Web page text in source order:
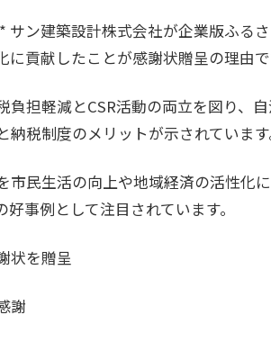
ン建築設計株式会社が企業版ふる
貢献したことが感謝状贈呈の理由で
担軽減とCSR活動の両立を図り、
税制度のメリットが示されています
民生活の向上や地域経済の活性化
事例として注目されています。
状を贈呈
謝